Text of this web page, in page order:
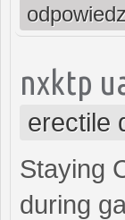
nxktp
erectile
Staying
during